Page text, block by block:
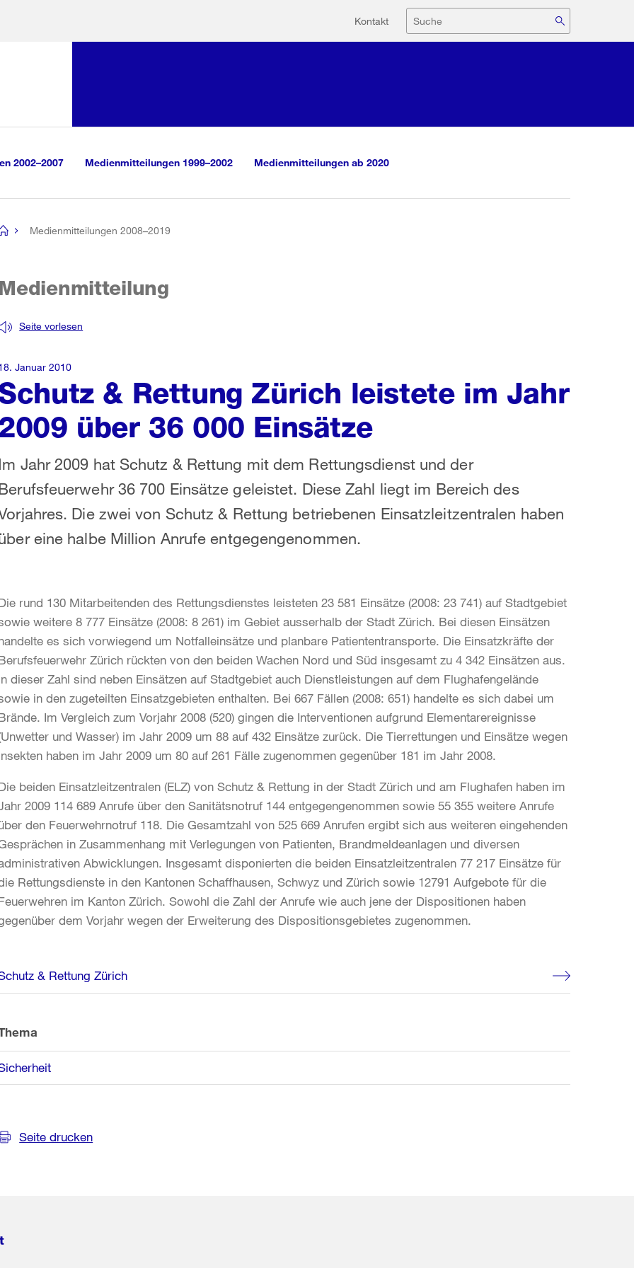
Hilfsnavigation
Kontakt Suche
2002–2007 Medienmitteilungen 1999–2002 Medienmitteilungen ab 2020
Medienmitteilungen 2008–2019
& Rettung Zürich leistete im Jahr
über 36 000 Einsätze
Seite vorlesen
Jahr 2009 hat Schutz & Rettung mit dem Rettungsdienst und der
36 700 Einsätze geleistet. Diese Zahl liegt im Bereich des
Die zwei von Schutz & Rettung betriebenen Einsatzleitzentralen haben
eine halbe Million Anrufe entgegengenommen.
Januar 2010
rund 130 Mitarbeitenden des Rettungsdienstes leisteten 23 581 Einsätze (2008: 23 741) auf Stadtgebiet
weitere 8 777 Einsätze (2008: 8 261) im Gebiet ausserhalb der Stadt Zürich. Bei diesen Einsätzen
es sich vorwiegend um Notfalleinsätze und planbare Patiententransporte. Die Einsatzkräfte der
Zürich rückten von den beiden Wachen Nord und Süd insgesamt zu 4 342 Einsätzen aus.
dieser Zahl sind neben Einsätzen auf Stadtgebiet auch Dienstleistungen auf dem Flughafengelände
in den zugeteilten Einsatzgebieten enthalten. Bei 667 Fällen (2008: 651) handelte es sich dabei um
Im Vergleich zum Vorjahr 2008 (520) gingen die Interventionen aufgrund Elementarereignisse
und Wasser) im Jahr 2009 um 88 auf 432 Einsätze zurück. Die Tierrettungen und Einsätze wegen
haben im Jahr 2009 um 80 auf 261 Fälle zugenommen gegenüber 181 im Jahr 2008.
beiden Einsatzleitzentralen (ELZ) von Schutz & Rettung in der Stadt Zürich und am Flughafen haben im
2009 114 689 Anrufe über den Sanitätsnotruf 144 entgegengenommen sowie 55 355 weitere Anrufe
den Feuerwehrnotruf 118. Die Gesamtzahl von 525 669 Anrufen ergibt sich aus weiteren eingehenden
in Zusammenhang mit Verlegungen von Patienten, Brandmeldeanlagen und diversen
Abwicklungen. Insgesamt disponierten die beiden Einsatzleitzentralen 77 217 Einsätze für
Rettungsdienste in den Kantonen Schaffhausen, Schwyz und Zürich sowie 12791 Aufgebote für die
im Kanton Zürich. Sowohl die Zahl der Anrufe wie auch jene der Dispositionen haben
dem Vorjahr wegen der Erweiterung des Dispositionsgebietes zugenommen.
& Rettung Zürich
Seite drucken